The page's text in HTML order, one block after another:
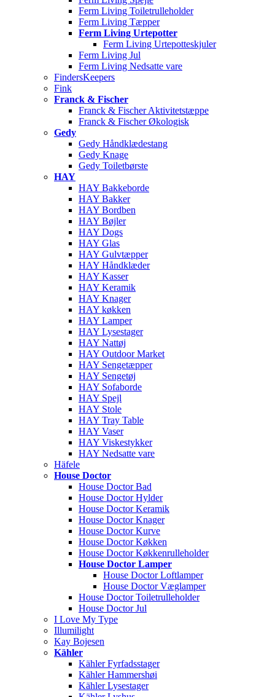
Ferm Living Toiletrulleholder
Ferm Living Tæpper
Ferm Living Urtepotter
Ferm Living Urtepotteskjuler
Ferm Living Jul
Ferm Living Nedsatte vare
FindersKeepers
Fink
Franck & Fischer
Franck & Fischer Aktivitetstæppe
Franck & Fischer Økologisk
Gedy
Gedy Håndklædestang
Gedy Knage
Gedy Toiletbørste
HAY
HAY Bakkeborde
HAY Bakker
HAY Bordben
HAY Bøjler
HAY Dogs
HAY Glas
HAY Gulvtæpper
HAY Håndklæder
HAY Kasser
HAY Keramik
HAY Knager
HAY køkken
HAY Lamper
HAY Lysestager
HAY Nattøj
HAY Outdoor Market
HAY Sengetæpper
HAY Sengetøj
HAY Sofaborde
HAY Spejl
HAY Stole
HAY Tray Table
HAY Vaser
HAY Viskestykker
HAY Nedsatte vare
Häfele
House Doctor
House Doctor Bad
House Doctor Hylder
House Doctor Keramik
House Doctor Knager
House Doctor Kurve
House Doctor Køkken
House Doctor Køkkenrulleholder
House Doctor Lamper
House Doctor Loftlamper
House Doctor Væglamper
House Doctor Toiletrulleholder
House Doctor Jul
I Love My Type
Illumilight
Kay Bojesen
Kähler
Kähler Fyrfadsstager
Kähler Hammershøi
Kähler Lysestager